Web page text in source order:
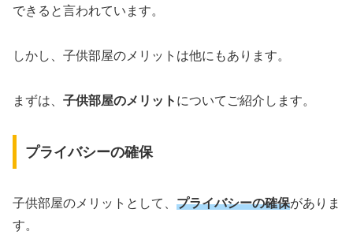
できると言われています。
しかし、子供部屋のメリットは他にもあります。
まずは、 子供部屋のメリット についてご紹介します。
プライバシーの確保
子供部屋のメリットとして、 プライバシーの確保がありま
す。